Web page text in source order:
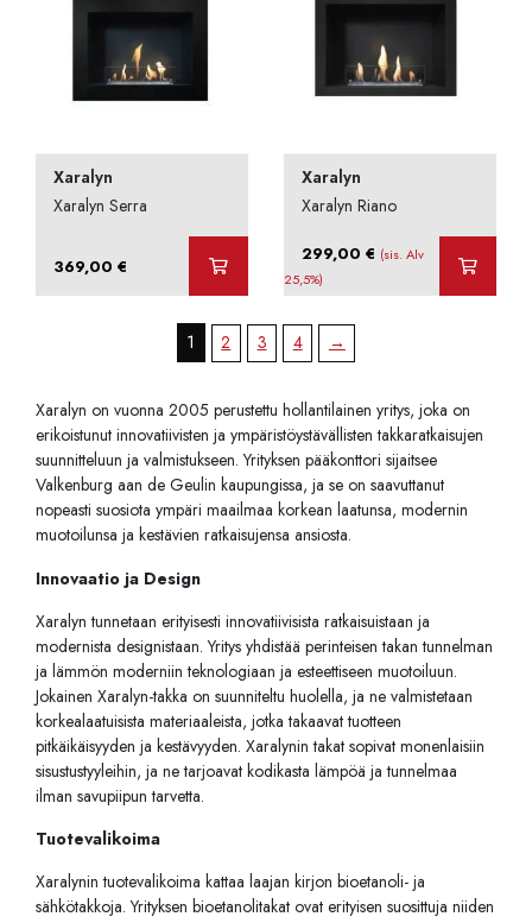
Xaralyn
Xaralyn Serra
369,00€
Xaralyn
Xaralyn Riano
299,00€ (sis. Alv
25,5%)
1 2 3 4 →
Xaralyn on vuonna 2005 perustettu hollantilainen yritys, joka on
erikoistunut innovatiivisten ja ympäristöystävällisten takkaratkaisujen
suunnitteluun ja valmistukseen. Yrityksen pääkonttori sijaitsee
Valkenburg aan de Geulin kaupungissa, ja se on saavuttanut
nopeasti suosiota ympäri maailmaa korkean laatunsa, modernin
muotoilunsa ja kestävien ratkaisujensa ansiosta.
Innovaatio ja Design
Xaralyn tunnetaan erityisesti innovatiivisista ratkaisuistaan ja
modernista designistaan. Yritys yhdistää perinteisen takan tunnelman
ja lämmön moderniin teknologiaan ja esteettiseen muotoiluun.
Jokainen Xaralyn-takka on suunniteltu huolella, ja ne valmistetaan
korkealaatuisista materiaaleista, jotka takaavat tuotteen
pitkäikäisyyden ja kestävyyden. Xaralynin takat sopivat monenlaisiin
sisustustyyleihin, ja ne tarjoavat kodikasta lämpöä ja tunnelmaa
ilman savupiipun tarvetta.
Tuotevalikoima
Xaralynin tuotevalikoima kattaa laajan kirjon bioetanoli- ja
sähkötakkoja. Yrityksen bioetanolitakat ovat erityisen suosittuja niiden